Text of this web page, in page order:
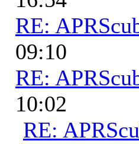
RE:
09:10
RE:
10:02
RE: